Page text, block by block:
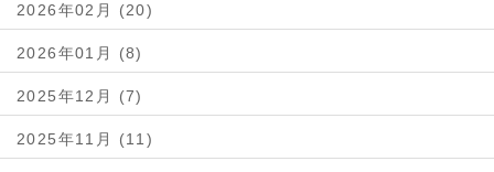
2026年02月 (20)
2026年01月 (8)
2025年12月 (7)
2025年11月 (11)